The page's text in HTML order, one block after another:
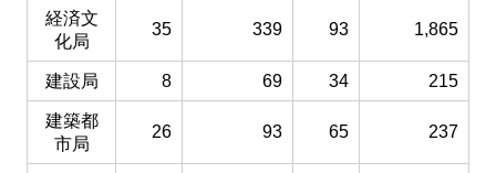
経済文
化局
35 339 93 1,865
建設局 8 69 34 215
建築都
市局
26 93 65 237